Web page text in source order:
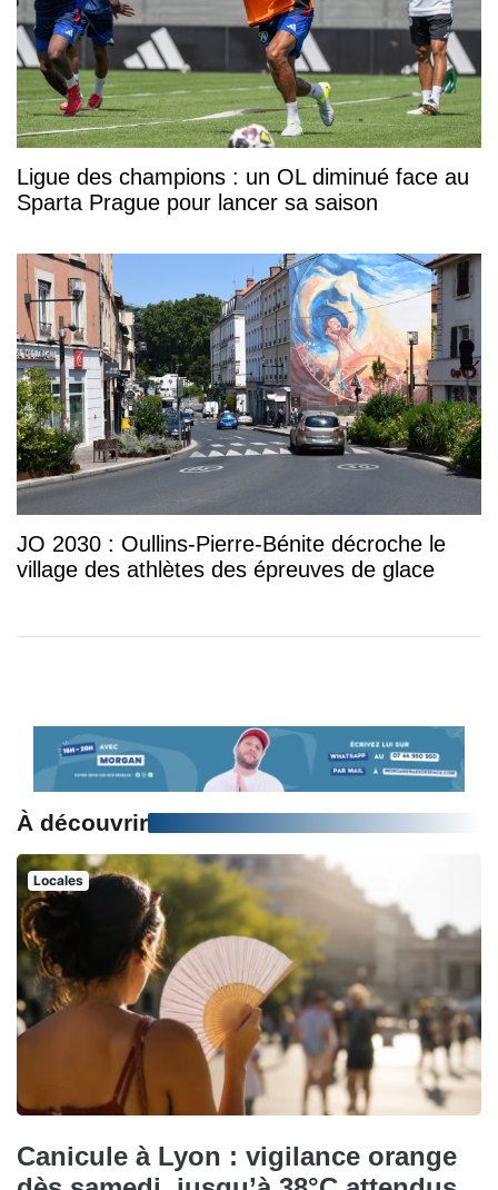
Ligue des champions : un OL diminué face au
Sparta Prague pour lancer sa saison
JO 2030 : Oullins-Pierre-Bénite décroche le
village des athlètes des épreuves de glace
À découvrir
Locales
Canicule à Lyon : vigilance orange